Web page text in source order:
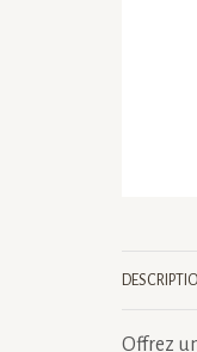
Offrez